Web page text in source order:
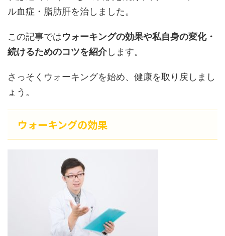
ル血症・脂肪肝を治しました。
この記事ではウォーキングの効果や私自身の変化・
続けるためのコツを紹介します。
さっそくウォーキングを始め、健康を取り戻しまし
ょう。
ウォーキングの効果